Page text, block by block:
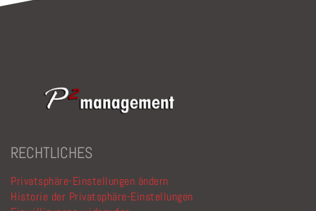
RECHTLICHES
Privatsphäre-Einstellungen ändern
Historie der Privatsphäre-Einstellungen